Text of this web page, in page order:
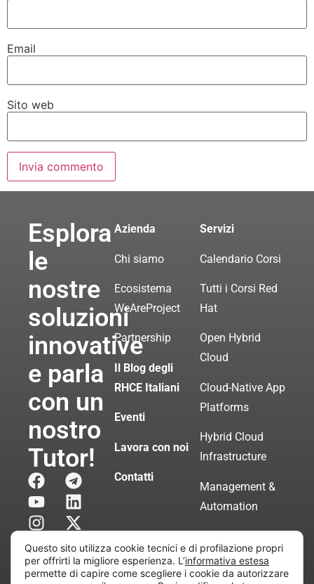
Email
Sito web
Esplora
le
nostre
soluzioni
innovative
e parla
con un
nostro
Tutor!
Azienda
Chi siamo
Ecosistema
WeAreProject
Partnership
Il Blog degli
RHCE Italiani
Eventi
Lavora con noi
Contatti
Servizi
Calendario Corsi
Tutti i Corsi Red
Hat
Open Hybrid
Cloud
Cloud-Native App
Platforms
Hybrid Cloud
Infrastructure
Management &
Automation
Servizi di
Consulenza
Certificata
Questo sito utilizza cookie tecnici e di profilazione propri
per offrirti la migliore esperienza. L’informativa estesa
permette di capire come scegliere i cookie da autorizzare